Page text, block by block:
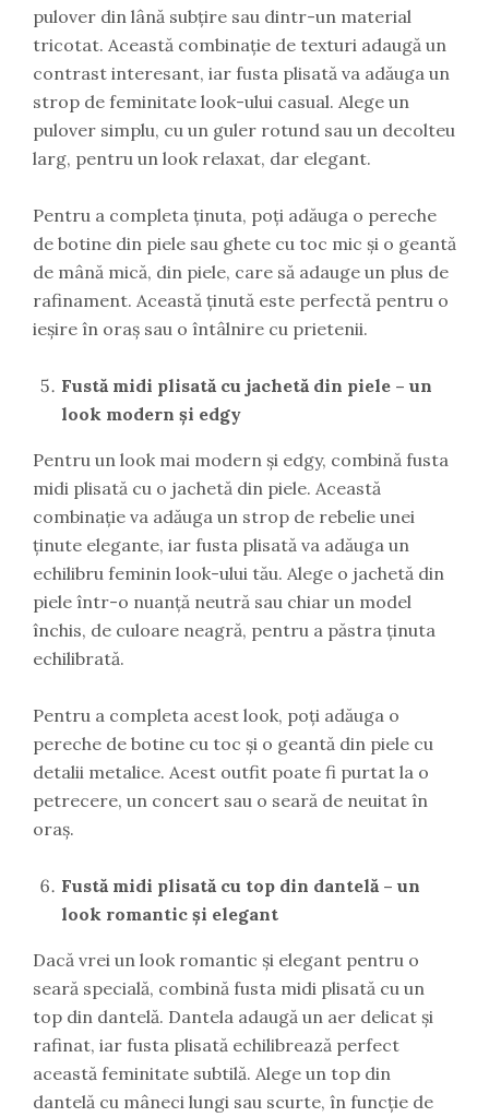
pulover din lână subțire sau dintr-un material
tricotat. Această combinație de texturi adaugă un
contrast interesant, iar fusta plisată va adăuga un
strop de feminitate look-ului casual. Alege un
pulover simplu, cu un guler rotund sau un decolteu
larg, pentru un look relaxat, dar elegant.
Pentru a completa ținuta, poți adăuga o pereche
de botine din piele sau ghete cu toc mic și o geantă
de mână mică, din piele, care să adauge un plus de
rafinament. Această ținută este perfectă pentru o
ieșire în oraș sau o întâlnire cu prietenii.
Fustă midi plisată cu jachetă din piele – un
look modern și edgy
Pentru un look mai modern și edgy, combină fusta
midi plisată cu o jachetă din piele. Această
combinație va adăuga un strop de rebelie unei
ținute elegante, iar fusta plisată va adăuga un
echilibru feminin look-ului tău. Alege o jachetă din
piele într-o nuanță neutră sau chiar un model
închis, de culoare neagră, pentru a păstra ținuta
echilibrată.
Pentru a completa acest look, poți adăuga o
pereche de botine cu toc și o geantă din piele cu
detalii metalice. Acest outfit poate fi purtat la o
petrecere, un concert sau o seară de neuitat în
oraș.
Fustă midi plisată cu top din dantelă – un
look romantic și elegant
Dacă vrei un look romantic și elegant pentru o
seară specială, combină fusta midi plisată cu un
top din dantelă. Dantela adaugă un aer delicat și
rafinat, iar fusta plisată echilibrează perfect
această feminitate subtilă. Alege un top din
dantelă cu mâneci lungi sau scurte, în funcție de